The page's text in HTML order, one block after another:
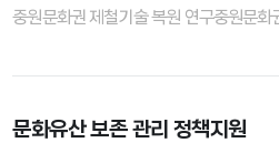
중원문화권 제철기술 복원 연구중원문화
문화유산 보존 관리 정책지원